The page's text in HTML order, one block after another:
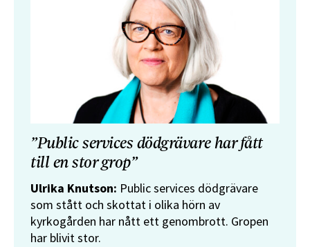
”Public services dödgrävare har fått
till en stor grop”
Ulrika Knutson: Public services dödgrävare
som stått och skottat i olika hörn av
kyrkogården har nått ett genombrott. Gropen
har blivit stor.